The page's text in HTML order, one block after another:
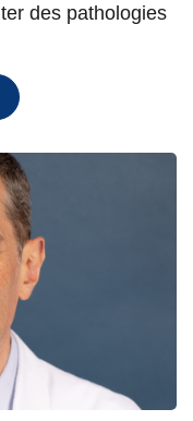
des pathologies